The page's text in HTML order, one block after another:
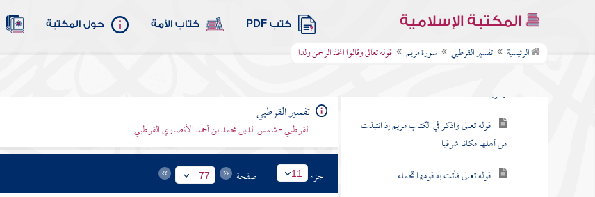
المكتبة الإسلامية كتب PDF كتاب الأمة حول المكتبة
الرئيسية تفسير القرطبي سورة مريم قوله تعالى وقالوا اتخذ الرحمن ولدا
سورة الكهف
سورة مريم
زكريا
قوله تعالى واذكر في الكتاب مريم إذ انتبذت
من أهلها مكانا شرقيا
قوله تعالى فأتت به قومها تحمله
تفسير القرطبي
القرطبي - شمس الدين محمد بن أحمد الأنصاري القرطبي
جزء 11 صفحة 77